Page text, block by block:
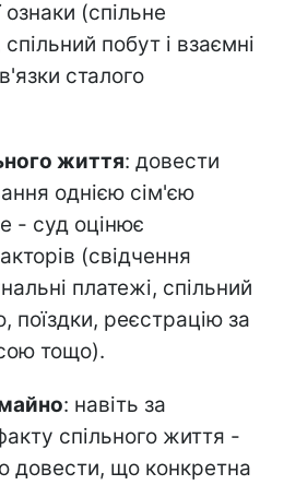
ознаки (спільне
побут і взаємні
сталого
життя: довести
однією сім'єю
- суд оцінює
(свідчення
платежі, спільний
поїздки, реєстрацію за
тощо).
: навіть за
спільного життя -
довести, що конкретна